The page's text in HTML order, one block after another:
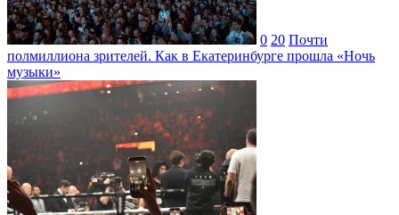
0 20 Почти
полмиллиона зрителей. Как в Екатеринбурге прошла «Ночь
музыки»